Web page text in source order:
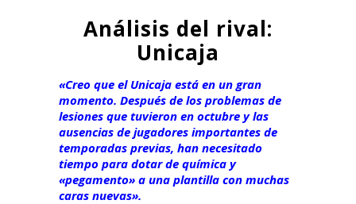
Análisis del rival:
Unicaja
«Creo que el Unicaja está en un gran
momento. Después de los problemas de
lesiones que tuvieron en octubre y las
ausencias de jugadores importantes de
temporadas previas, han necesitado
tiempo para dotar de química y
«pegamento» a una plantilla con muchas
caras nuevas».